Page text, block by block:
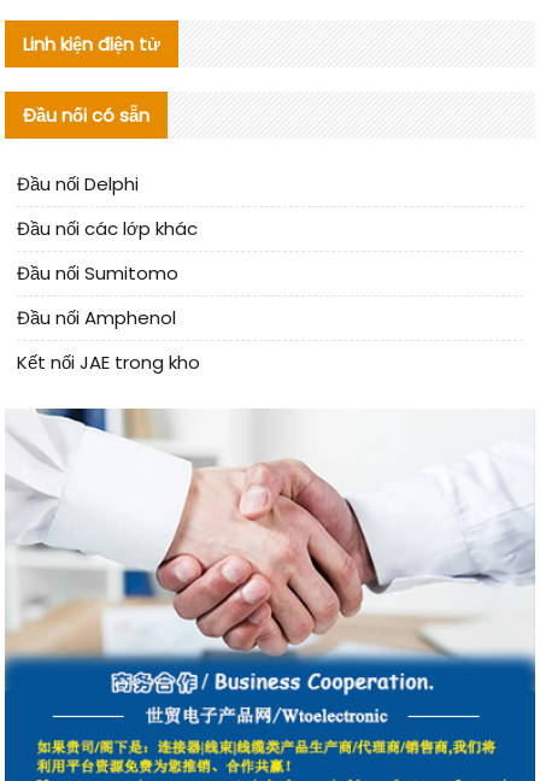
Linh kiện điện tử
Đầu nối có sẵn
Đầu nối Delphi
Đầu nối các lớp khác
Đầu nối Sumitomo
Đầu nối Amphenol
Kết nối JAE trong kho